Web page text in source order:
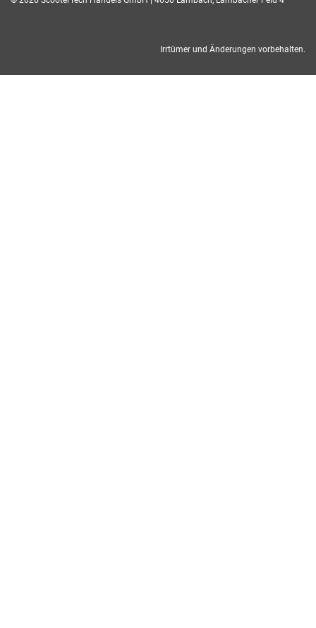
Irrtümer und Änderungen vorbehalten.